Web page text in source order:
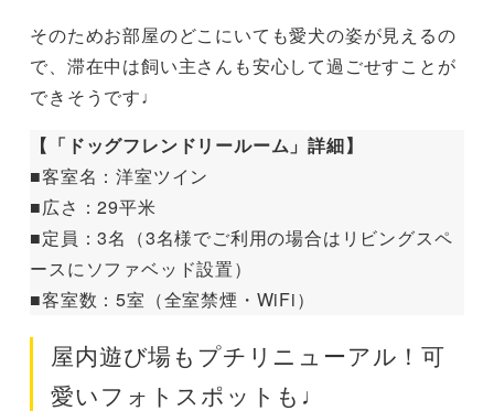
そのためお部屋のどこにいても愛犬の姿が見えるの
で、滞在中は飼い主さんも安心して過ごせすことが
できそうです♩
【「ドッグフレンドリールーム」詳細】
■客室名：洋室ツイン
■広さ：29平米
■定員：3名（3名様でご利用の場合はリビングスペ
ースにソファベッド設置）
■客室数：5室（全室禁煙・WiFi）
屋内遊び場もプチリニューアル！可
愛いフォトスポットも♩